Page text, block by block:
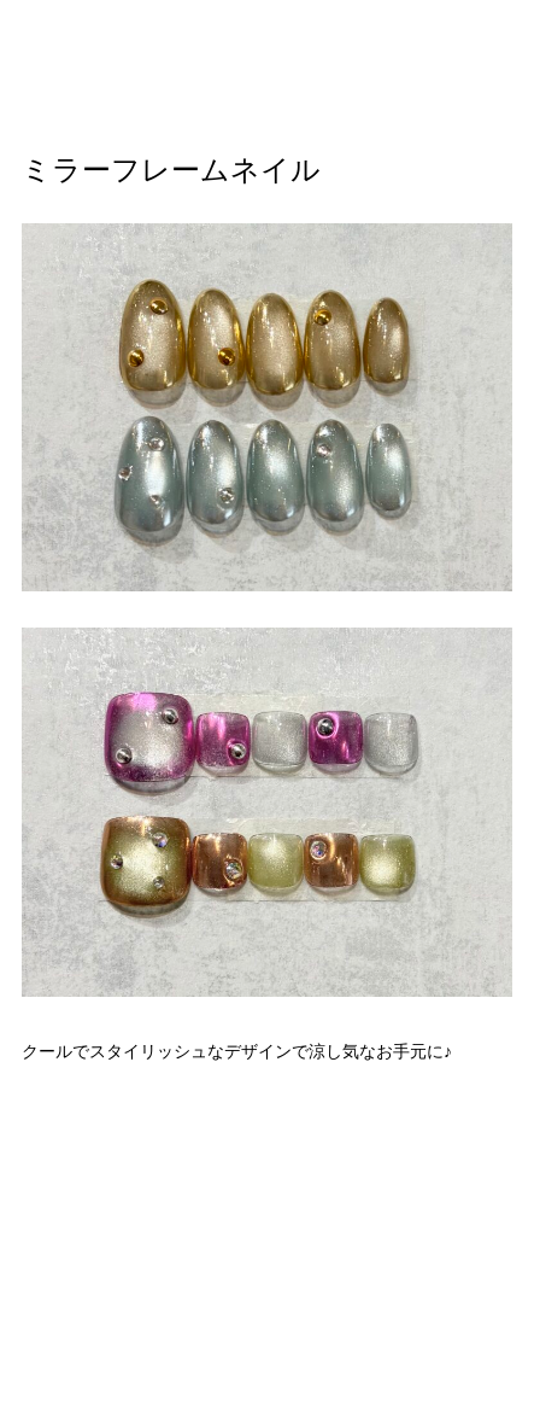
ミラーフレームネイル
クールでスタイリッシュなデザインで涼し気なお手元に♪